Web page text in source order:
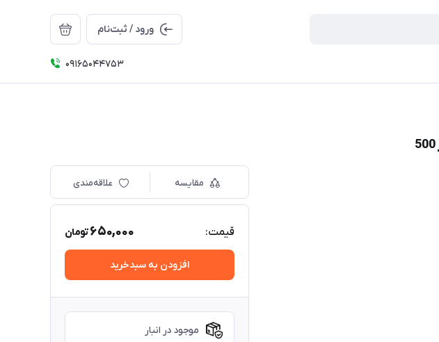
ورود / ثبت‌نام
09165044753
مقایسه علاقه‌مندی
قیمت: 650,000تومان
افزودن به سبدخرید
موجود در انبار